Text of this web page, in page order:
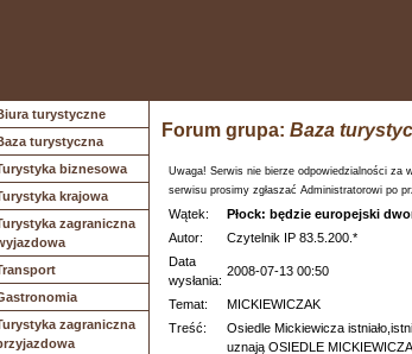
turystyczne
turystyczna
biznesowa
krajowa
zagraniczna
zagraniczna
Forum grupa: Baza
Uwaga! Serwis nie bierze odpowiedzialności za
serwisu prosimy zgłaszać Administratorowi po
Wątek:
Płock: będzie europejski
Autor:
Czytelnik IP 83.5.200.*
Data
wysłania:
2008-07-13 00:50
Temat:
MICKIEWICZAK
Treść:
Osiedle Mickiewicza
uznają OSIEDLE